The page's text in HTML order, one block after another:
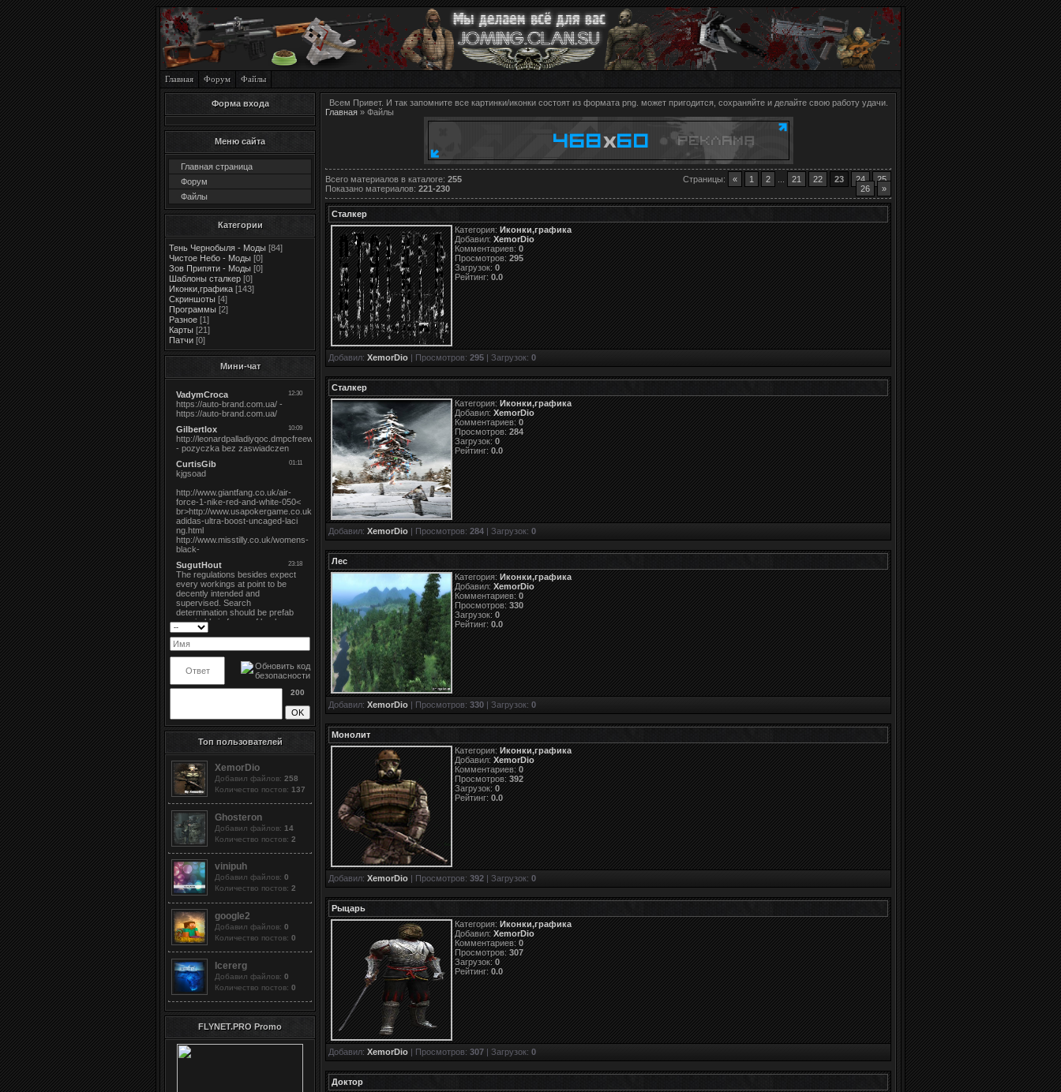
Главная Форум Файлы
Форма входа
Меню сайта
Главная страница
Форум
Файлы
Категории
Тень Чернобыля - Моды [84]
Чистое Небо - Моды [0]
Зов Припяти - Моды [0]
Шаблоны сталкер [0]
Иконки,графика [143]
Скриншоты [4]
Программы [2]
Разное [1]
Карты [21]
Патчи [0]
Мини-чат
200
Топ пользователей
XemorDio
Добавил файлов: 258
Количество постов: 137
Ghosteron
Добавил файлов: 14
Количество постов: 2
vinipuh
Добавил файлов: 0
Количество постов: 2
google2
Добавил файлов: 0
Количество постов: 0
Icererg
Добавил файлов: 0
Количество постов: 0
FLYNET.PRO Promo
Всем Привет. И так запомните все картинки/иконки состоят из формата png. может пригодится, сохраняйте и делайте свою работу удачи.
Главная » Файлы
Всего материалов в каталоге: 255
Показано материалов: 221-230
Страницы: « 1 2 21 22 23 24
25
26
»
Сталкер
Категория:Иконки,графика
Добавил:XemorDio
Комментариев:0
Просмотров:295
Загрузок:0
Рейтинг:0.0
Добавил: XemorDio | Просмотров: 295 | Загрузок: 0
Сталкер
Категория:Иконки,графика
Добавил:XemorDio
Комментариев:0
Просмотров:284
Загрузок:0
Рейтинг:0.0
Добавил: XemorDio | Просмотров: 284 | Загрузок: 0
Лес
Категория:Иконки,графика
Добавил:XemorDio
Комментариев:0
Просмотров:330
Загрузок:0
Рейтинг:0.0
Добавил: XemorDio | Просмотров: 330 | Загрузок: 0
Монолит
Категория:Иконки,графика
Добавил:XemorDio
Комментариев:0
Просмотров:392
Загрузок:0
Рейтинг:0.0
Добавил: XemorDio | Просмотров: 392 | Загрузок: 0
Рыцарь
Категория:Иконки,графика
Добавил:XemorDio
Комментариев:0
Просмотров:307
Загрузок:0
Рейтинг:0.0
Добавил: XemorDio | Просмотров: 307 | Загрузок: 0
Доктор